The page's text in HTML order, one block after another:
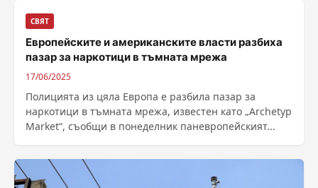
СВЯТ
Европейските и американските власти разбиха
пазар за наркотици в тъмната мрежа
17/06/2025
Полицията из цяла Европа е разбила пазар за
наркотици в тъмната мрежа, известен като „Archetyp
Market“, съобщи в понеделник паневропейският...